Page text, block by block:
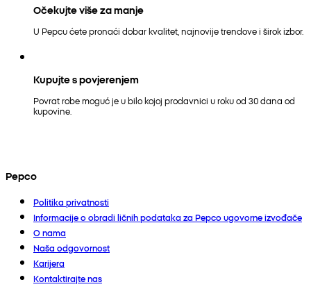
Očekujte više za manje
U Pepcu ćete pronaći dobar kvalitet, najnovije trendove i širok izbor.
Kupujte s povjerenjem
Povrat robe moguć je u bilo kojoj prodavnici u roku od 30 dana od
kupovine.
Pepco
Politika privatnosti
Informacije o obradi ličnih podataka za Pepco ugovorne izvođače
O nama
Naša odgovornost
Karijera
Kontaktirajte nas